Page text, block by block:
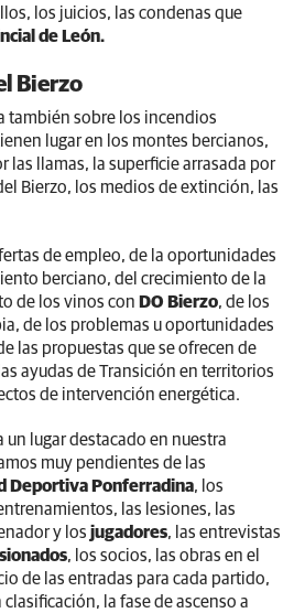
los juicios, las condenas que
de León.
Bierzo
también sobre los incendios
lugar en los montes bercianos,
las llamas, la superficie arrasada por
Bierzo, los medios de extinción, las
de empleo, de la oportunidades
berciano, del crecimiento de la
de los vinos con DO Bierzo, de los
de los problemas u oportunidades
las propuestas que se ofrecen de
ayudas de Transición en territorios
de intervención energética.
lugar destacado en nuestra
muy pendientes de las
Deportiva Ponferradina, los
las lesiones, las
y los jugadores, las entrevistas
, los socios, las obras en el
de las entradas para cada partido,
la fase de ascenso a